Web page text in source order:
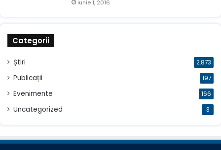
iunie 1, 2016
Categorii
Știri 2.873
Publicații 197
Evenimente 166
Uncategorized 3